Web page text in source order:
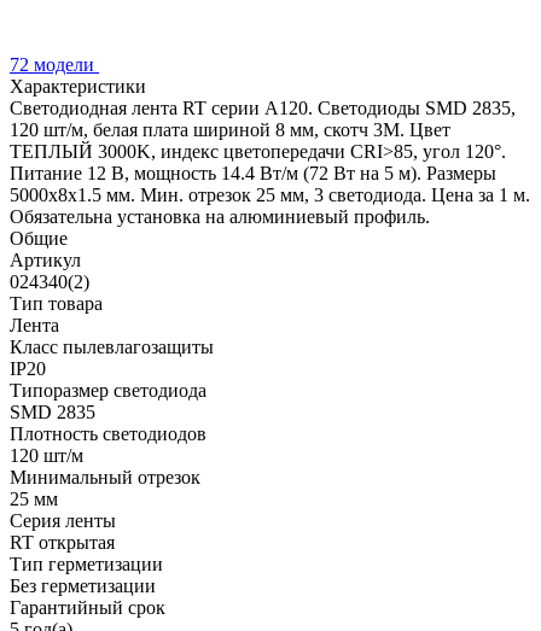
72 модели
Характеристики
Светодиодная лента RT серии A120. Светодиоды SMD 2835,
120 шт/м, белая плата шириной 8 мм, скотч 3M. Цвет
ТЕПЛЫЙ 3000K, индекс цветопередачи CRI>85, угол 120°.
Питание 12 В, мощность 14.4 Вт/м (72 Вт на 5 м). Размеры
5000x8x1.5 мм. Мин. отрезок 25 мм, 3 светодиода. Цена за 1 м.
Обязательна установка на алюминиевый профиль.
Общие
Артикул
024340(2)
Тип товара
Лента
Класс пылевлагозащиты
IP20
Типоразмер светодиода
SMD 2835
Плотность светодиодов
120 шт/м
Минимальный отрезок
25 мм
Серия ленты
RT открытая
Тип герметизации
Без герметизации
Гарантийный срок